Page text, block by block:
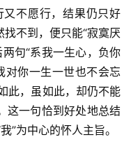
不愿行，结果仍只好
不到，便只能“寂寞厌
句“系我一生心，负你
对你一生一世也不会忘
此，虽如此，却仍不能
这一句恰到好处地总结
”为中心的怀人主旨。